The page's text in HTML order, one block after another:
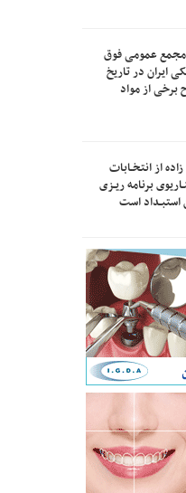
عمومی فوق
ایران در تاریخ
برخی از مواد
از انتخـابات
برنامه ریـزی
است